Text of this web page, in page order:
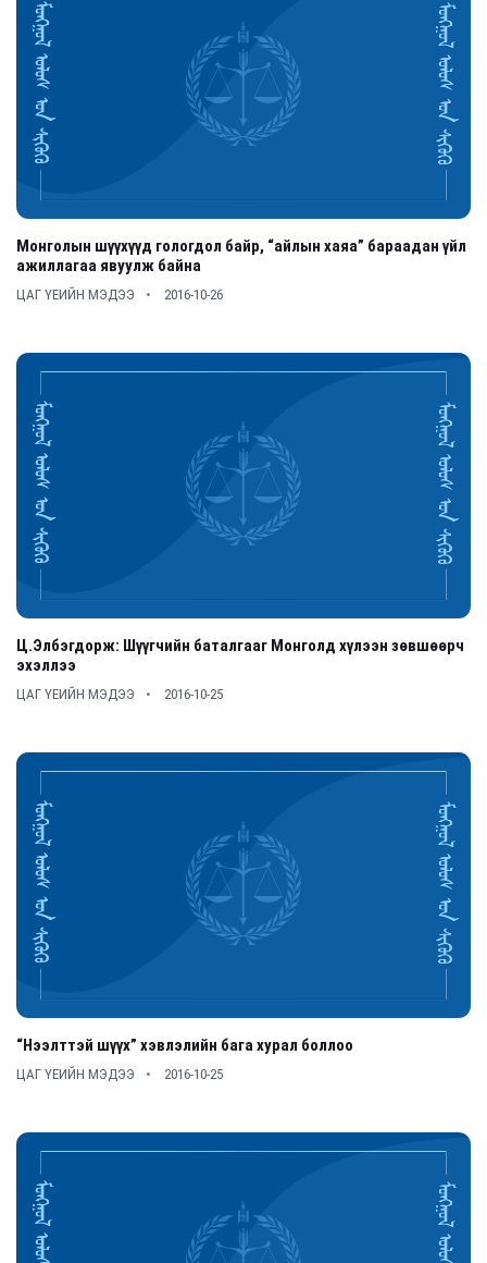
Монголын шүүхүүд гологдол байр, “айлын хаяа” бараадан үйл
ажиллагаа явуулж байна
ЦАГ ҮЕИЙН МЭДЭЭ 2016-10-26
Ц.Элбэгдорж: Шүүгчийн баталгааг Монголд хүлээн зөвшөөрч
эхэллээ
ЦАГ ҮЕИЙН МЭДЭЭ 2016-10-25
“Нээлттэй шүүх” хэвлэлийн бага хурал боллоо
ЦАГ ҮЕИЙН МЭДЭЭ 2016-10-25